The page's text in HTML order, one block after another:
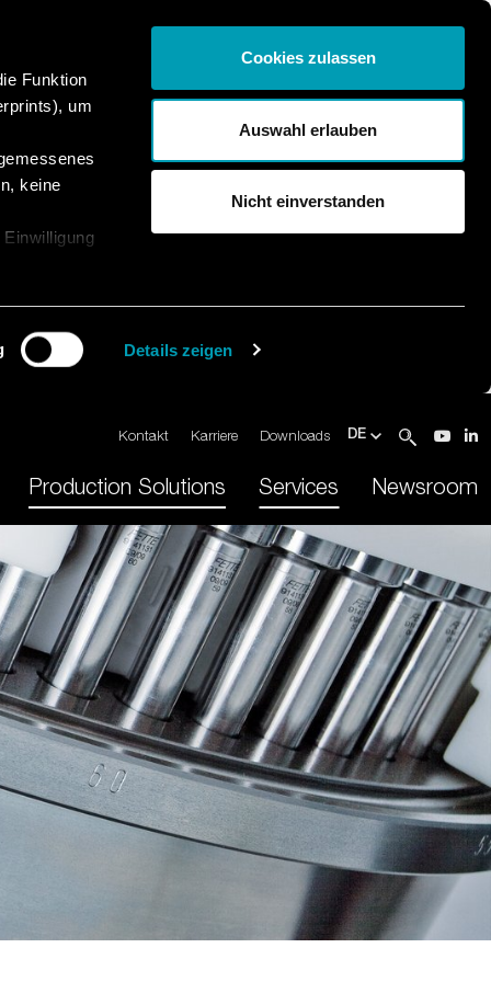
Funktion
um
keine
Details zeigen
Cookies zulassen
Auswahl erlauben
Nicht einverstanden
Production Solutions Services Newsroom
DE
Kontakt Karriere Downloads